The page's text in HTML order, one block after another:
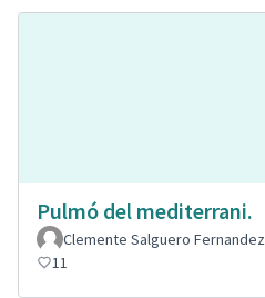
Pulmó del mediterrani.
Clemente Salguero Fernandez
11